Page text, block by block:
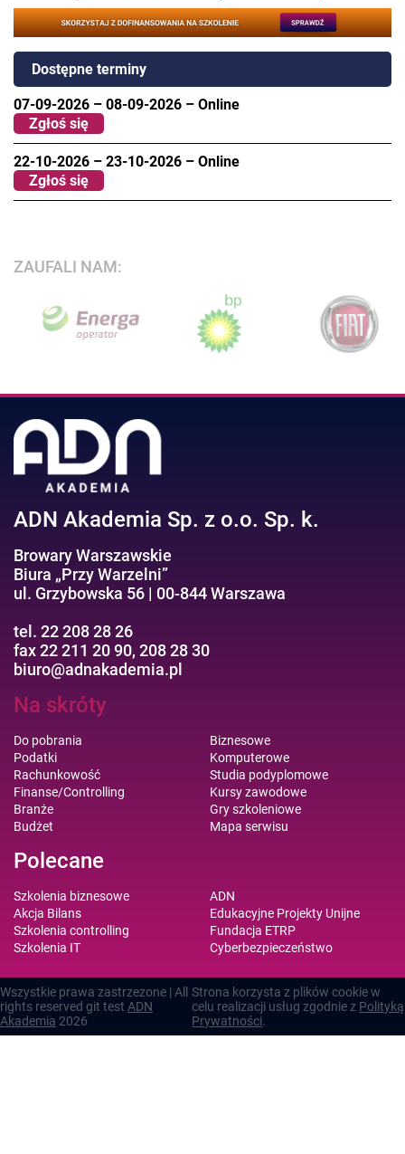
Dostępne terminy
07-09-2026 – 08-09-2026 – Online
Zgłoś się
22-10-2026 – 23-10-2026 – Online
Zgłoś się
ZAUFALI NAM:
ADN Akademia Sp. z o.o. Sp. k.
Browary Warszawskie
Biura „Przy Warzelni”
ul. Grzybowska 56 | 00-844 Warszawa
tel. 22 208 28 26
fax 22 211 20 90, 208 28 30
biuro@adnakademia.pl
Na skróty
Do pobrania
Podatki
Rachunkowość
Finanse/Controlling
Branże
Budżet
Biznesowe
Komputerowe
Studia podyplomowe
Kursy zawodowe
Gry szkoleniowe
Mapa serwisu
Polecane
Szkolenia biznesowe
Akcja Bilans
Szkolenia controlling
Szkolenia IT
ADN
Edukacyjne Projekty Unijne
Fundacja ETRP
Cyberbezpieczeństwo
Wszystkie prawa zastrzezone | All
rights reserved git test ADN
Akademia 2026
Strona korzysta z plików cookie w
celu realizacji usług zgodnie z Polityką
Prywatności.